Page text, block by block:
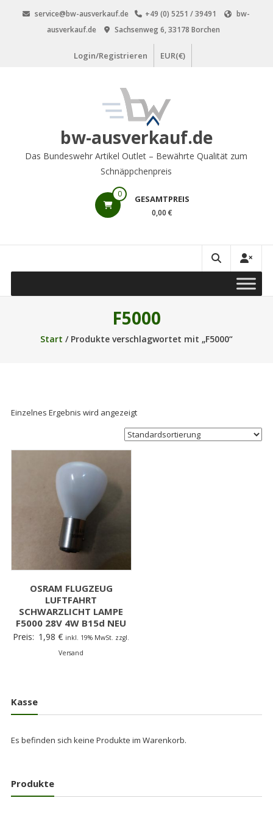
service@bw-ausverkauf.de +49 (0) 5251 / 39491
bw-
ausverkauf.de
Sachsenweg 6, 33178 Borchen
Login/Registrieren EUR(€)
bw-ausverkauf.de
Das Bundeswehr Artikel Outlet – Bewährte Qualität zum
Schnäppchenpreis
0 GESAMTPREIS
0,00 €
F5000
Start / Produkte verschlagwortet mit „F5000“
Einzelnes Ergebnis wird angezeigt
OSRAM FLUGZEUG
LUFTFAHRT
SCHWARZLICHT LAMPE
F5000 28V 4W B15d NEU
Preis: 1,98€ inkl. 19% MwSt. zzgl.
Versand
Kasse
Es befinden sich keine Produkte im Warenkorb.
Produkte